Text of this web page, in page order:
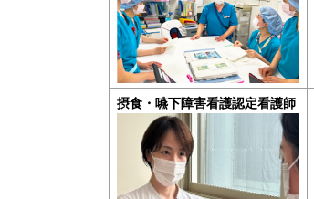
摂食・嚥下障害看護認定看護師